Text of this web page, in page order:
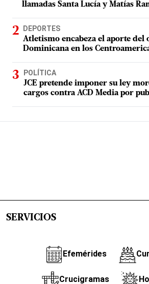
llamadas Santa Lucía y Matías
DEPORTES
Atletismo encabeza el aporte del
Dominicana en los
POLÍTICA
JCE pretende imponer su ley
cargos contra ACD Media por
SERVICIOS
Efemérides
Crucigramas